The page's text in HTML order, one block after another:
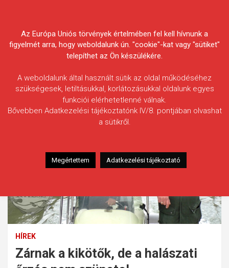
Egyesületek Szövetsége
HÍREK
Zárnak a kikötők, de a halászati
Az Európa Uniós törvények értelmében fel kell hívnunk a
figyelmét arra, hogy weboldalunk ún. "cookie"-kat vagy "sütiket"
telepíthet az Ön készülékére.
A weboldalunk által használt sütik az oldal működéséhez
szükségesek, letiltásukkal, korlátozásukkal oldalunk egyes
funkciói elérhetetlenné válnak.
Bővebben Adatkezelési tájékoztatónk IV/8. pontjában olvashat
a sütikről.
Megértettem Adatkezelési tájékoztató